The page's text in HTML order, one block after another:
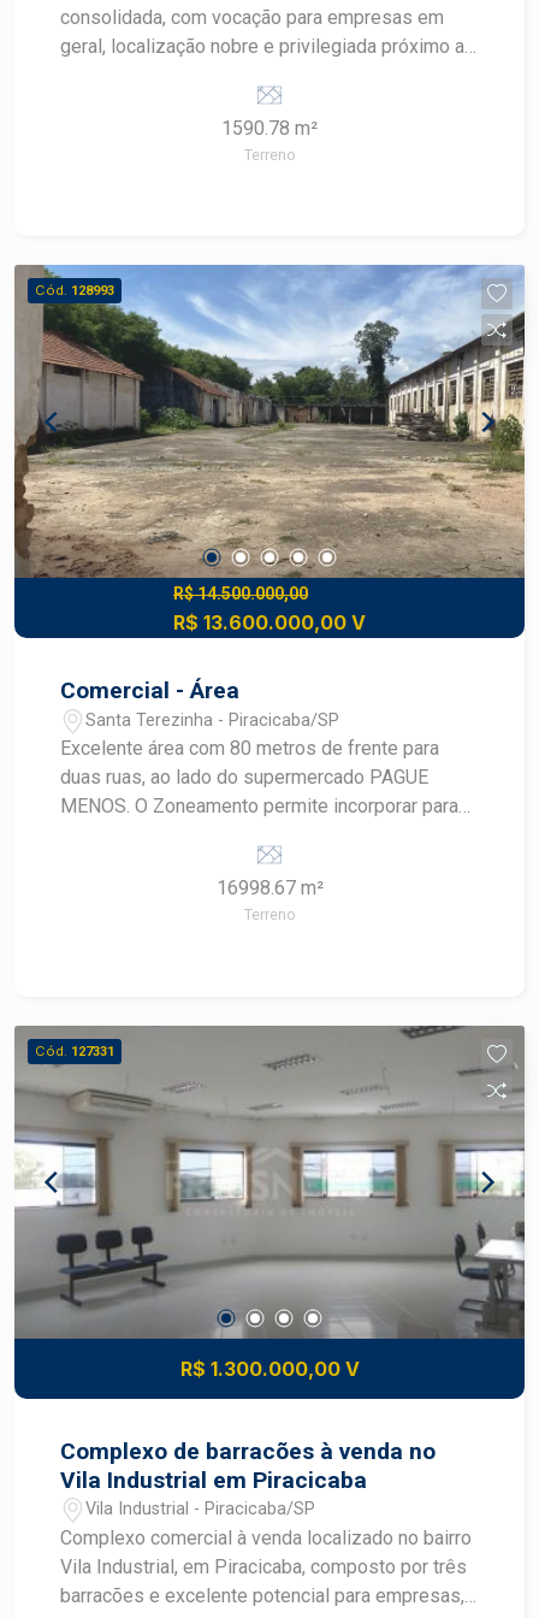
consolidada, com vocação para empresas em
geral, localização nobre e privilegiada próximo a
oportunidade para segmentos de alimentação,
vestuários, mall, possibilidade de BTS.
1590.78 m²
Terreno
Cód. 128993
R$ 14.500.000,00
R$ 13.600.000,00 V
Comercial - Área
Santa Terezinha - Piracicaba/SP
Excelente área com 80 metros de frente para
duas ruas, ao lado do supermercado PAGUE
MENOS. O Zoneamento permite incorporar para
unidades comerciais ( uso misto ) - ideal para
realização de mall de serviços.
16998.67 m²
Terreno
Cód. 127331
R$ 1.300.000,00 V
Complexo de barracões à venda no
Vila Industrial em Piracicaba
Vila Industrial - Piracicaba/SP
Complexo comercial à venda localizado no bairro
Vila Industrial, em Piracicaba, composto por três
barracões e excelente potencial para empresas,